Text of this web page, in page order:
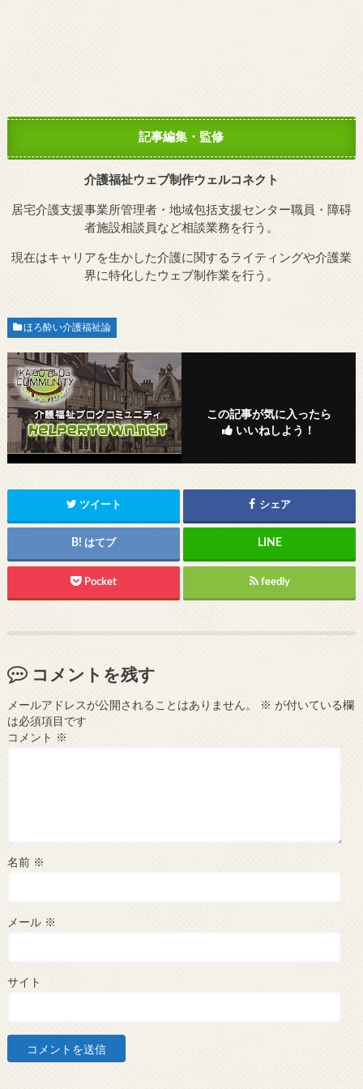
記事編集・監修
介護福祉ウェブ制作ウェルコネクト
居宅介護支援事業所管理者・地域包括支援センター職員・障碍
者施設相談員など相談業務を行う。
現在はキャリアを生かした介護に関するライティングや介護業
界に特化したウェブ制作業を行う。
ほろ酔い介護福祉論
この記事が気に入ったら
いいねしよう！
ツイート シェア
はてブ
Pocket feedly
コメントを残す
メールアドレスが公開されることはありません。 ※ が付いている欄
は必須項目です
コメント
※
名前 ※
メール ※
サイト